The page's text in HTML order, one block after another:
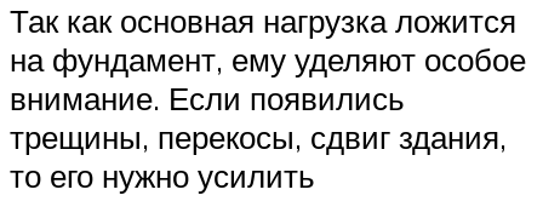
Так как основная нагрузка ложится
на фундамент, ему уделяют особое
внимание. Если появились
трещины, перекосы, сдвиг здания,
то его нужно усилить